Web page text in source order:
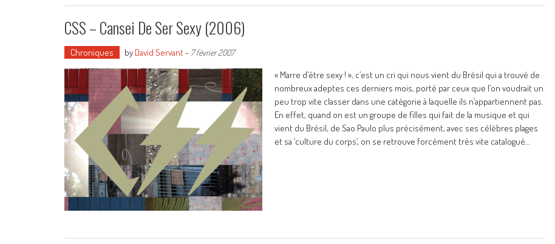
CSS – Cansei De Ser Sexy (2006)
Chroniques by David Servant- 7 février 2007
« Marre d’être sexy ! », c’est un cri qui nous vient du Brésil qui a trouvé de
nombreux adeptes ces derniers mois, porté par ceux que l’on voudrait un
peu trop vite classer dans une catégorie à laquelle ils n’appartiennent pas.
En effet, quand on est un groupe de filles qui fait de la musique et qui
vient du Brésil, de Sao Paulo plus précisément, avec ses célèbres plages
et sa ‘culture du corps’, on se retrouve forcément très vite catalogué…